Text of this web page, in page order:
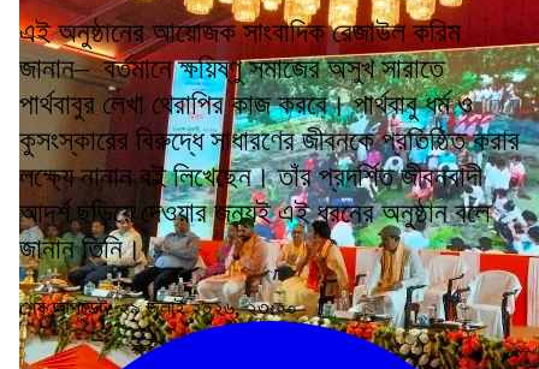
এই অনুষ্ঠানের আয়োজক সাংবাদিক রেজাউল করিম
জানান– বর্তমানে ক্ষয়িষ্ণু সমাজের অসুখ সারাতে
পার্থবাবুর লেখা থেরাপির কাজ করবে। পার্থবাবু ধর্ম ও
কুসংস্কারের বিরুদ্ধে সাধারণের জীবনকে প্রতিষ্ঠিত করার
লক্ষ্যে নানান বই লিখেছেন। তাঁর প্রদর্শিত জীবনবাদী
আদর্শ ছড়িয়ে দেওয়ার জন্যই এই ধরনের অনুষ্ঠান বলে
জানান তিনি।
শেষ আপডেট: ২৯ জুলাই ২০২৬, ২৩:২০